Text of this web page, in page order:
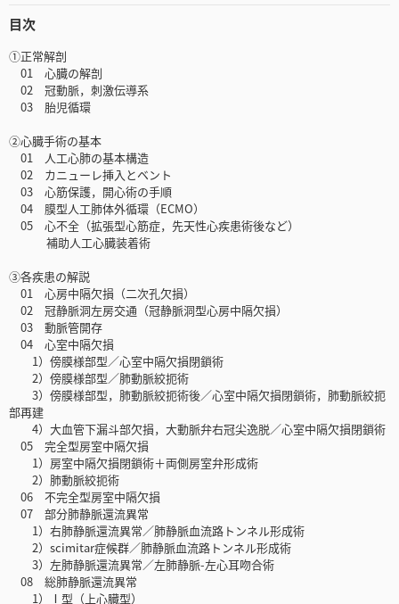
目次
①正常解剖
01 心臓の解剖
02 冠動脈，刺激伝導系
03 胎児循環
②心臓手術の基本
01 人工心肺の基本構造
02 カニューレ挿入とベント
03 心筋保護，開心術の手順
04 膜型人工肺体外循環（ECMO）
05 心不全（拡張型心筋症，先天性心疾患術後など）
補助人工心臓装着術
③各疾患の解説
01 心房中隔欠損（二次孔欠損）
02 冠静脈洞左房交通（冠静脈洞型心房中隔欠損）
03 動脈管開存
04 心室中隔欠損
1）傍膜様部型／心室中隔欠損閉鎖術
2）傍膜様部型／肺動脈絞扼術
3）傍膜様部型，肺動脈絞扼術後／心室中隔欠損閉鎖術，肺動脈絞扼
部再建
4）大血管下漏斗部欠損，大動脈弁右冠尖逸脱／心室中隔欠損閉鎖術
05 完全型房室中隔欠損
1）房室中隔欠損閉鎖術＋両側房室弁形成術
2）肺動脈絞扼術
06 不完全型房室中隔欠損
07 部分肺静脈還流異常
1）右肺静脈還流異常／肺静脈血流路トンネル形成術
2）scimitar症候群／肺静脈血流路トンネル形成術
3）左肺静脈還流異常／左肺静脈-左心耳吻合術
08 総肺静脈還流異常
1）Ⅰ型（上心臓型）